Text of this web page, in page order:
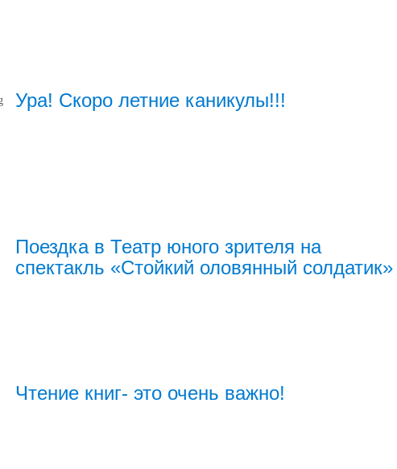
Ура! Скоро летние каникулы!!!
Поездка в Театр юного зрителя на
спектакль «Стойкий оловянный солдатик»
Чтение книг- это очень важно!